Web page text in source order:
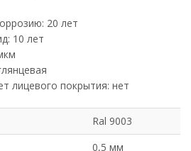
20 лет
10 лет
лицевого покрытия: нет
Ral 9003
0,5 мм